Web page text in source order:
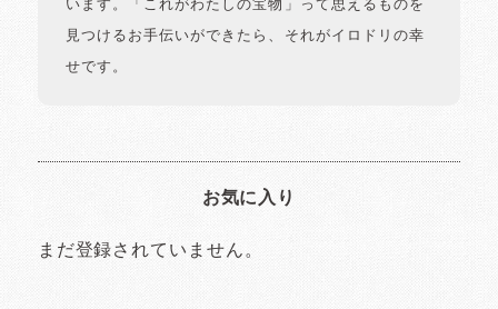
います。「これがわたしの宝物」って思えるものを
見つけるお手伝いができたら、それがイロドリの幸
せです。
お気に入り
まだ登録されていません。